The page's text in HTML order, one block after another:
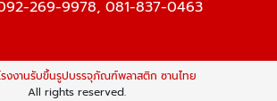
269-9978, 081-837-0463
รงงานรับขึ้นรูปบรรจุภัณฑ์พลาสติก ซานไทย
All rights reserved.